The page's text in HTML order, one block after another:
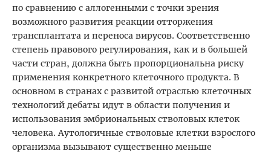
по сравнению с аллогенными с точки зрения
возможного развития реакции отторжения
трансплантата и переноса вирусов. Соответственно
степень правового регулирования, как и в большей
части стран, должна быть пропорциональна риску
применения конкретного клеточного продукта. В
основном в странах с развитой отраслью клеточных
технологий дебаты идут в области получения и
использования эмбриональных стволовых клеток
человека. Аутологичные стволовые клетки взрослого
организма вызывают существенно меньше